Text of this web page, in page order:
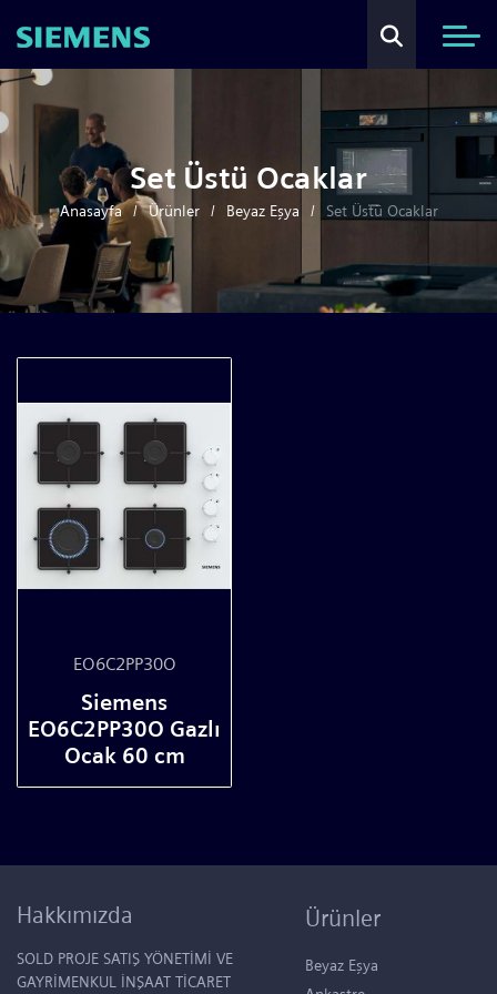
Set Üstü Ocaklar
Anasayfa Ürünler Beyaz Eşya Set Üstü Ocaklar
EO6C2PP30O
Siemens
EO6C2PP30O Gazlı
Ocak 60 cm
Hakkımızda
SOLD PROJE SATIŞ YÖNETİMİ VE
GAYRİMENKUL İNŞAAT TİCARET
Ürünler
Beyaz Eşya